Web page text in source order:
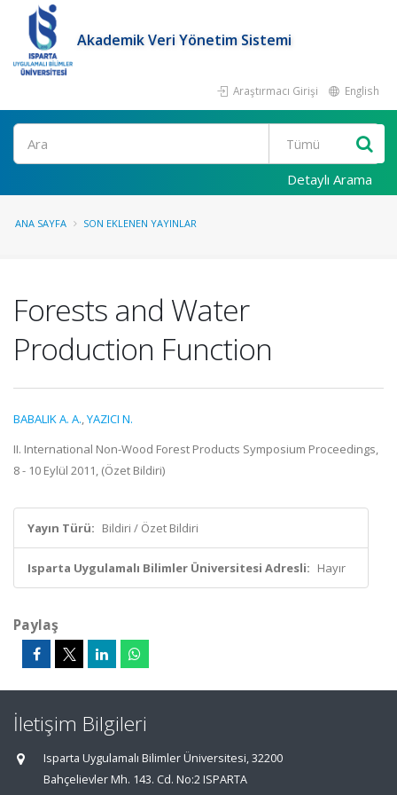
Akademik Veri Yönetim Sistemi
Araştırmacı Girişi English
Ara
Detaylı Arama
ANA SAYFA SON EKLENEN YAYINLAR
Forests and Water
Production Function
BABALIK A. A.,YAZICI N.
II. International Non-Wood Forest Products Symposium Proceedings,
8 - 10 Eylül 2011, (Özet Bildiri)
Yayın Türü: Bildiri / Özet Bildiri
Isparta Uygulamalı Bilimler Üniversitesi Adresli: Hayır
Paylaş
İletişim Bilgileri
Isparta Uygulamalı Bilimler Üniversitesi, 32200
Bahçelievler Mh. 143. Cd. No:2 ISPARTA